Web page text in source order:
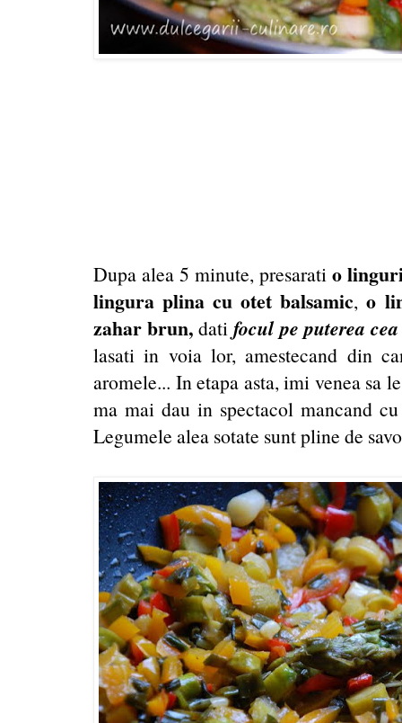
Dupa alea 5 minute, presarati o
lingura plina cu otet balsamic,o
zahar brun,datifocul pe puterea
lasati in voia lor, amestecand din
aromele... In etapa asta, imi venea sa
ma mai dau in spectacol mancand
Legumele alea sotate sunt pline de